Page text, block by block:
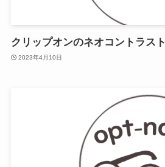
クリップオンのネオコントラスト
2023年4月10日